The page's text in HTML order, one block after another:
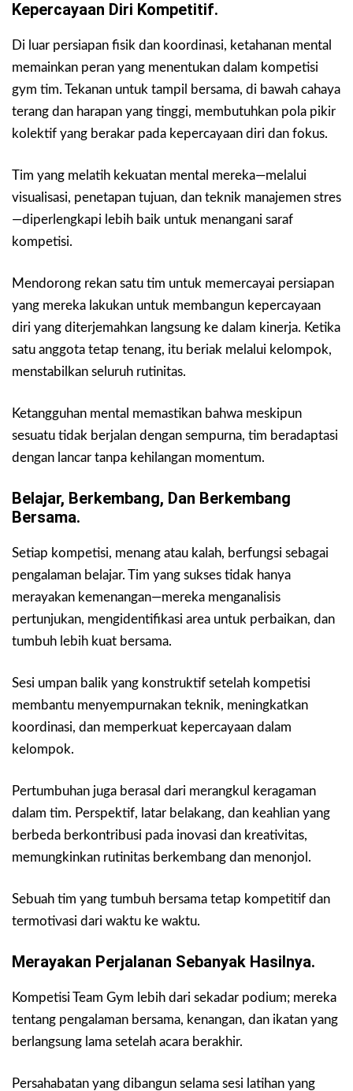
Kepercayaan Diri Kompetitif.
Di luar persiapan fisik dan koordinasi, ketahanan mental
memainkan peran yang menentukan dalam kompetisi
gym tim. Tekanan untuk tampil bersama, di bawah cahaya
terang dan harapan yang tinggi, membutuhkan pola pikir
kolektif yang berakar pada kepercayaan diri dan fokus.
Tim yang melatih kekuatan mental mereka—melalui
visualisasi, penetapan tujuan, dan teknik manajemen stres
—diperlengkapi lebih baik untuk menangani saraf
kompetisi.
Mendorong rekan satu tim untuk memercayai persiapan
yang mereka lakukan untuk membangun kepercayaan
diri yang diterjemahkan langsung ke dalam kinerja. Ketika
satu anggota tetap tenang, itu beriak melalui kelompok,
menstabilkan seluruh rutinitas.
Ketangguhan mental memastikan bahwa meskipun
sesuatu tidak berjalan dengan sempurna, tim beradaptasi
dengan lancar tanpa kehilangan momentum.
Belajar, Berkembang, Dan Berkembang
Bersama.
Setiap kompetisi, menang atau kalah, berfungsi sebagai
pengalaman belajar. Tim yang sukses tidak hanya
merayakan kemenangan—mereka menganalisis
pertunjukan, mengidentifikasi area untuk perbaikan, dan
tumbuh lebih kuat bersama.
Sesi umpan balik yang konstruktif setelah kompetisi
membantu menyempurnakan teknik, meningkatkan
koordinasi, dan memperkuat kepercayaan dalam
kelompok.
Pertumbuhan juga berasal dari merangkul keragaman
dalam tim. Perspektif, latar belakang, dan keahlian yang
berbeda berkontribusi pada inovasi dan kreativitas,
memungkinkan rutinitas berkembang dan menonjol.
Sebuah tim yang tumbuh bersama tetap kompetitif dan
termotivasi dari waktu ke waktu.
Merayakan Perjalanan Sebanyak Hasilnya.
Kompetisi Team Gym lebih dari sekadar podium; mereka
tentang pengalaman bersama, kenangan, dan ikatan yang
berlangsung lama setelah acara berakhir.
Persahabatan yang dibangun selama sesi latihan yang